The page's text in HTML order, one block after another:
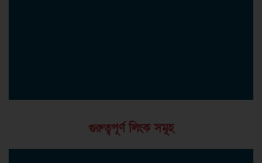
গুরুত্বপূর্ণ লিংক সমূহ